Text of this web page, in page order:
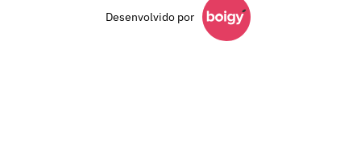
Desenvolvido por